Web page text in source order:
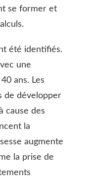
se former et
été identifiés.
une
ans. Les
de développer
cause des
la
augmente
la prise de